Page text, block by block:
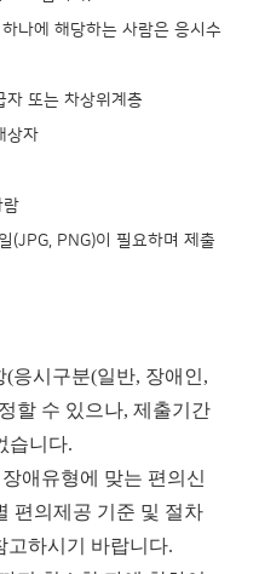
나에 해당하는 사람은 응시수
자 또는 차상위계층
상자
람
(JPG, PNG)이 필요하며 제출
응시구분(일반, 장애인,
할 수 있으나, 제출기간
습니다.
애유형에 맞는 편의신
편의제공 기준 및 절차
고하시기 바랍니다.